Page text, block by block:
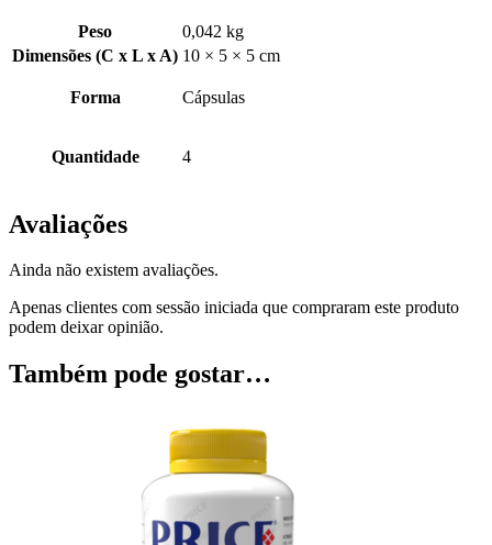
Peso
0,042 kg
Dimensões (C x L x A) 10 × 5 × 5 cm
Forma Cápsulas
Quantidade 4
Avaliações
Ainda não existem avaliações.
Apenas clientes com sessão iniciada que compraram este produto
podem deixar opinião.
Também pode gostar…